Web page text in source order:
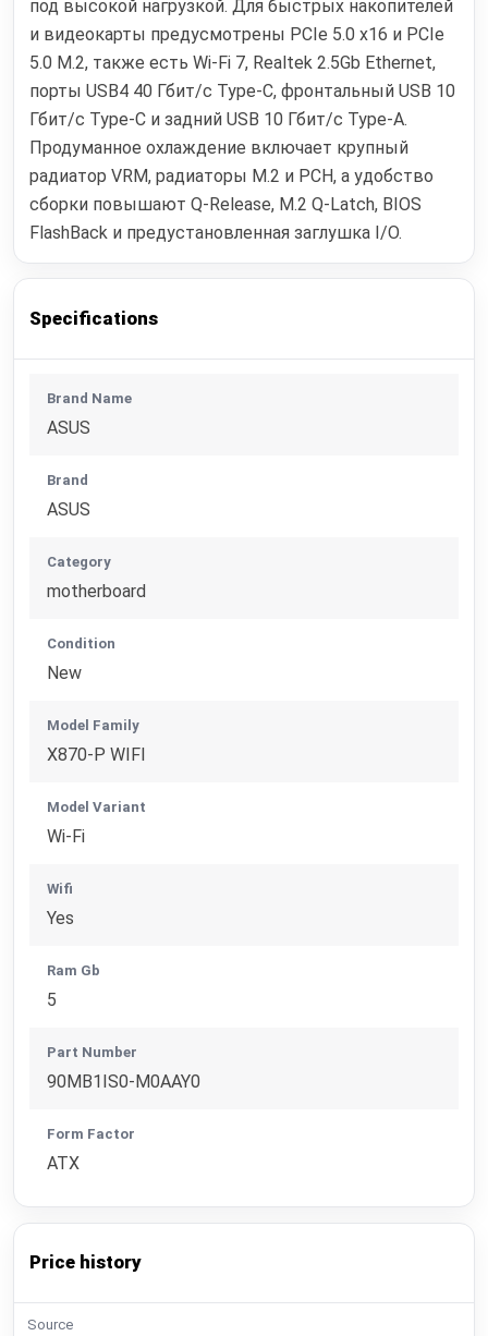
под высокой нагрузкой. Для быстрых накопителей
и видеокарты предусмотрены PCIe 5.0 x16 и PCIe
5.0 M.2, также есть Wi-Fi 7, Realtek 2.5Gb Ethernet,
порты USB4 40 Гбит/с Type-C, фронтальный USB 10
Гбит/с Type-C и задний USB 10 Гбит/с Type-A.
Продуманное охлаждение включает крупный
радиатор VRM, радиаторы M.2 и PCH, а удобство
сборки повышают Q-Release, M.2 Q-Latch, BIOS
FlashBack и предустановленная заглушка I/O.
Specifications
Brand Name
ASUS
Brand
ASUS
Category
motherboard
Condition
New
Model Family
X870-P WIFI
Model Variant
Wi-Fi
Wifi
Yes
Ram Gb
5
Part Number
90MB1IS0-M0AAY0
Form Factor
ATX
Price history
Source